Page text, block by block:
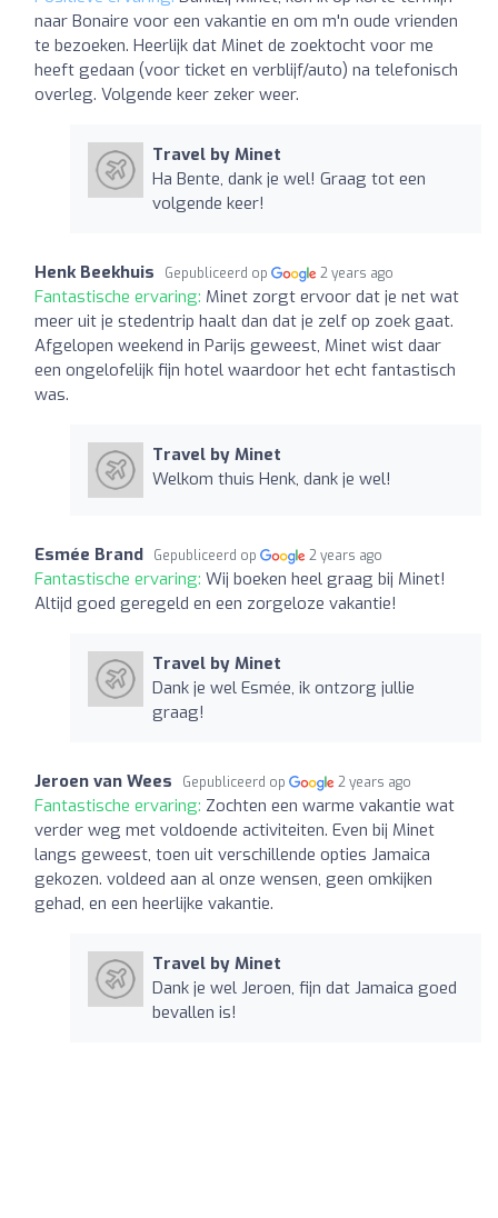
naar Bonaire voor een vakantie en om m'n oude vrienden
te bezoeken. Heerlijk dat Minet de zoektocht voor me
heeft gedaan (voor ticket en verblijf/auto) na telefonisch
overleg. Volgende keer zeker weer.
Travel by Minet
Ha Bente, dank je wel! Graag tot een
volgende keer!
Henk Beekhuis Gepubliceerd op 2 years ago
Fantastische ervaring: Minet zorgt ervoor dat je net wat
meer uit je stedentrip haalt dan dat je zelf op zoek gaat.
Afgelopen weekend in Parijs geweest, Minet wist daar
een ongelofelijk fijn hotel waardoor het echt fantastisch
was.
Travel by Minet
Welkom thuis Henk, dank je wel!
Esmée Brand Gepubliceerd op 2 years ago
Fantastische ervaring: Wij boeken heel graag bij Minet!
Altijd goed geregeld en een zorgeloze vakantie!
Travel by Minet
Dank je wel Esmée, ik ontzorg jullie
graag!
Jeroen van Wees Gepubliceerd op 2 years ago
Fantastische ervaring: Zochten een warme vakantie wat
verder weg met voldoende activiteiten. Even bij Minet
langs geweest, toen uit verschillende opties Jamaica
gekozen. voldeed aan al onze wensen, geen omkijken
gehad, en een heerlijke vakantie.
Travel by Minet
Dank je wel Jeroen, fijn dat Jamaica goed
bevallen is!